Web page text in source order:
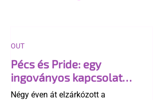
Pécs és Pride: egy
ingoványos kapcsolat
története
Négy éven át elzárkózott a
OUT